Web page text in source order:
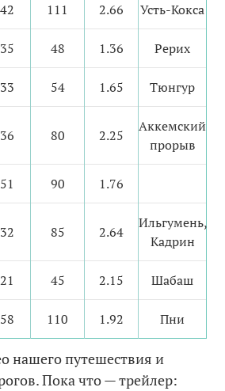
42 111 2.66 Усть-Кокса
35 48 1.36 Рерих
33 54 1.65 Тюнгур
36 80 2.25
Аккемский
прорыв
51 90 1.76
32 85 2.64
Ильгумень,
Кадрин
21 45 2.15 Шабаш
58 110 1.92 Пни
нашего путешествия и
Пока что — трейлер: